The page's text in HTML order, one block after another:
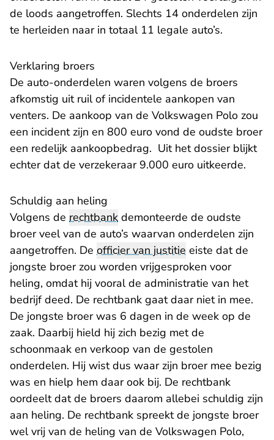
de loods aangetroffen. Slechts 14 onderdelen zijn
te herleiden naar in totaal 11 legale auto’s.
Verklaring broers
De auto-onderdelen waren volgens de broers
afkomstig uit ruil of incidentele aankopen van
venters. De aankoop van de Volkswagen Polo zou
een incident zijn en 800 euro vond de oudste broer
een redelijk aankoopbedrag. Uit het dossier blijkt
echter dat de verzekeraar 9.000 euro uitkeerde.
Schuldig aan heling
Volgens de rechtbank demonteerde de oudste
broer veel van de auto’s waarvan onderdelen zijn
aangetroffen. De officier van justitie eiste dat de
jongste broer zou worden vrijgesproken voor
heling, omdat hij vooral de administratie van het
bedrijf deed. De rechtbank gaat daar niet in mee.
De jongste broer was 6 dagen in de week op de
zaak. Daarbij hield hij zich bezig met de
schoonmaak en verkoop van de gestolen
onderdelen. Hij wist dus waar zijn broer mee bezig
was en hielp hem daar ook bij. De rechtbank
oordeelt dat de broers daarom allebei schuldig zijn
aan heling. De rechtbank spreekt de jongste broer
wel vrij van de heling van de Volkswagen Polo,